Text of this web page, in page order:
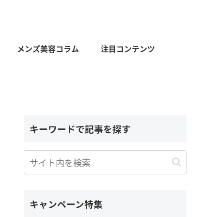
メンズ美容コラム 注目コンテンツ
キーワードで記事を探す
キャンペーン特集